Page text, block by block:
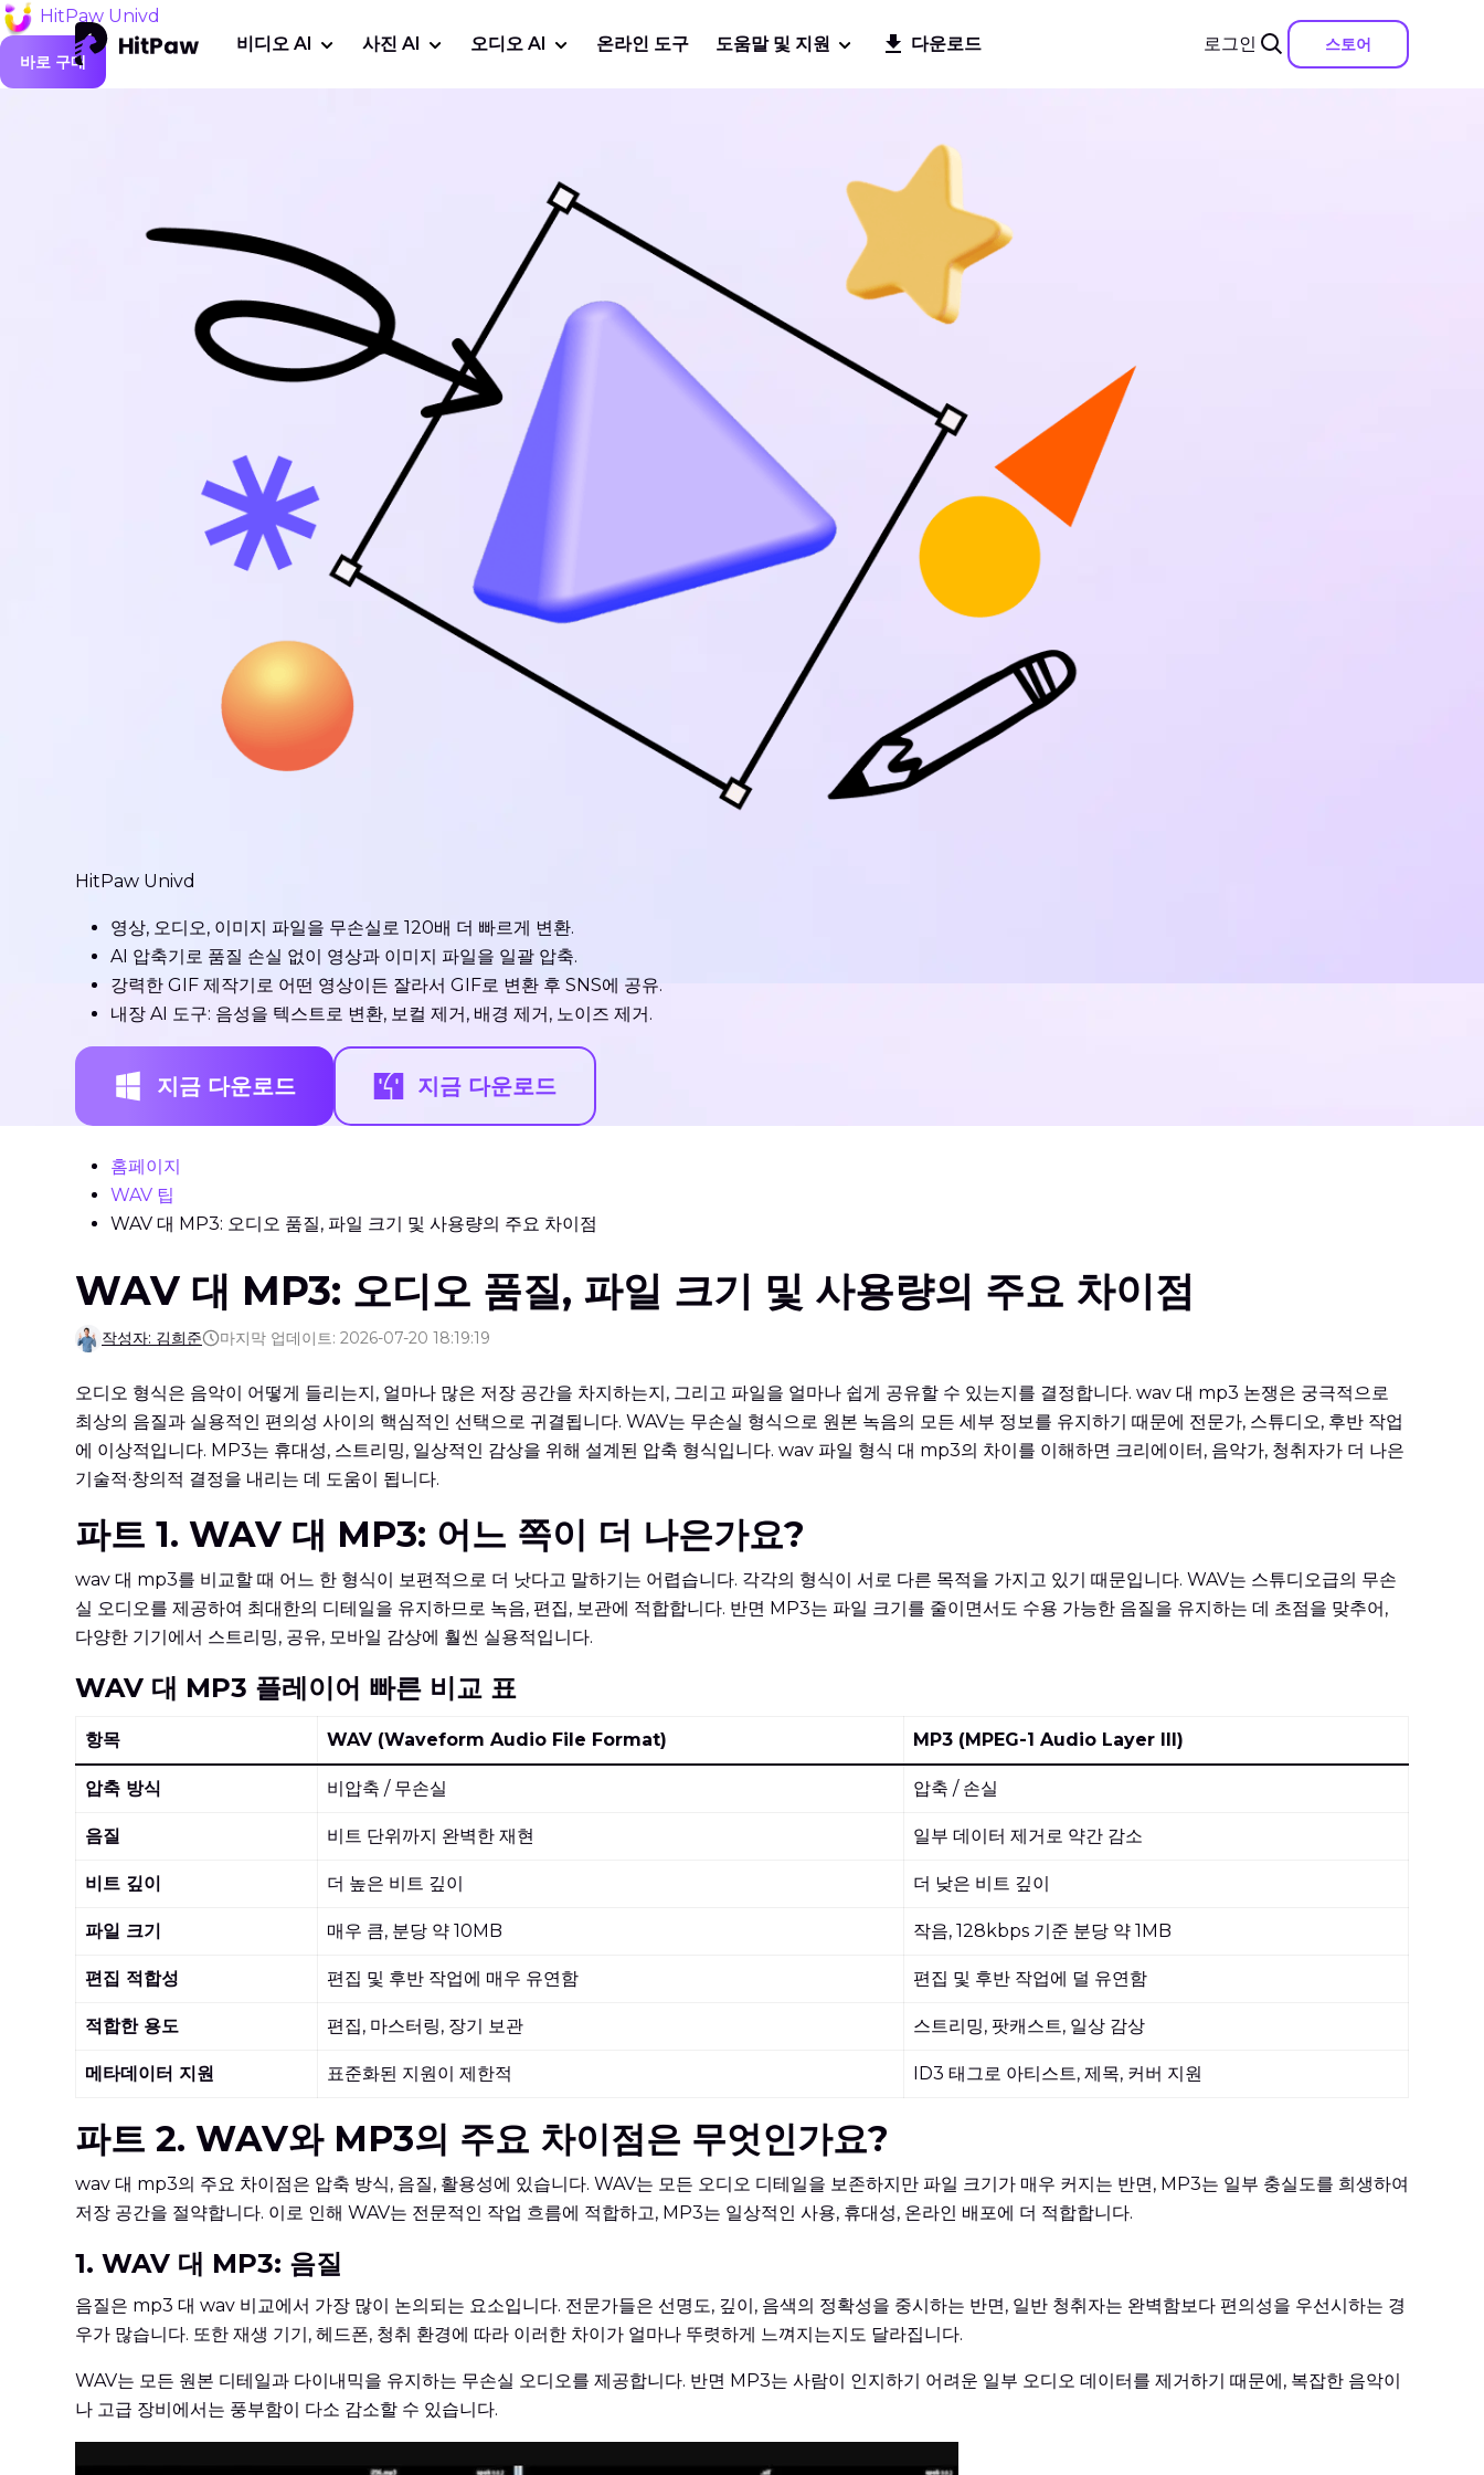
로그인 스토어
비디오 AI 사진 AI 오디오 AI 온라인 도구 도움말 및 지원 다운로드
HitPaw Univd
바로 구매
HitPaw Univd
영상, 오디오, 이미지 파일을 무손실로 120배 더 빠르게 변환.
AI 압축기로 품질 손실 없이 영상과 이미지 파일을 일괄 압축.
강력한 GIF 제작기로 어떤 영상이든 잘라서 GIF로 변환 후 SNS에 공유.
내장 AI 도구: 음성을 텍스트로 변환, 보컬 제거, 배경 제거, 노이즈 제거.
지금 다운로드 지금 다운로드
홈페이지
WAV 팁
WAV 대 MP3: 오디오 품질, 파일 크기 및 사용량의 주요 차이점
WAV 대 MP3: 오디오 품질, 파일 크기 및 사용량의 주요 차이점
작성자: 김희준 마지막 업데이트: 2026-07-20 18:19:19
오디오 형식은 음악이 어떻게 들리는지, 얼마나 많은 저장 공간을 차지하는지, 그리고 파일을 얼마나 쉽게 공유할 수 있는지를 결정합니다. wav 대 mp3 논쟁은 궁극적으로
최상의 음질과 실용적인 편의성 사이의 핵심적인 선택으로 귀결됩니다. WAV는 무손실 형식으로 원본 녹음의 모든 세부 정보를 유지하기 때문에 전문가, 스튜디오, 후반 작업
에 이상적입니다. MP3는 휴대성, 스트리밍, 일상적인 감상을 위해 설계된 압축 형식입니다. wav 파일 형식 대 mp3의 차이를 이해하면 크리에이터, 음악가, 청취자가 더 나은
기술적·창의적 결정을 내리는 데 도움이 됩니다.
파트 1. WAV 대 MP3: 어느 쪽이 더 나은가요?
wav 대 mp3를 비교할 때 어느 한 형식이 보편적으로 더 낫다고 말하기는 어렵습니다. 각각의 형식이 서로 다른 목적을 가지고 있기 때문입니다. WAV는 스튜디오급의 무손
실 오디오를 제공하여 최대한의 디테일을 유지하므로 녹음, 편집, 보관에 적합합니다. 반면 MP3는 파일 크기를 줄이면서도 수용 가능한 음질을 유지하는 데 초점을 맞추어,
다양한 기기에서 스트리밍, 공유, 모바일 감상에 훨씬 실용적입니다.
WAV 대 MP3 플레이어 빠른 비교 표
항목 WAV (Waveform Audio File Format) MP3 (MPEG-1 Audio Layer III)
압축 방식 비압축 / 무손실 압축 / 손실
음질 비트 단위까지 완벽한 재현 일부 데이터 제거로 약간 감소
비트 깊이 더 높은 비트 깊이 더 낮은 비트 깊이
파일 크기 매우 큼, 분당 약 10MB 작음, 128kbps 기준 분당 약 1MB
편집 적합성 편집 및 후반 작업에 매우 유연함 편집 및 후반 작업에 덜 유연함
적합한 용도 편집, 마스터링, 장기 보관 스트리밍, 팟캐스트, 일상 감상
메타데이터 지원 표준화된 지원이 제한적 ID3 태그로 아티스트, 제목, 커버 지원
파트 2. WAV와 MP3의 주요 차이점은 무엇인가요?
wav 대 mp3의 주요 차이점은 압축 방식, 음질, 활용성에 있습니다. WAV는 모든 오디오 디테일을 보존하지만 파일 크기가 매우 커지는 반면, MP3는 일부 충실도를 희생하여
저장 공간을 절약합니다. 이로 인해 WAV는 전문적인 작업 흐름에 적합하고, MP3는 일상적인 사용, 휴대성, 온라인 배포에 더 적합합니다.
1. WAV 대 MP3: 음질
음질은 mp3 대 wav 비교에서 가장 많이 논의되는 요소입니다. 전문가들은 선명도, 깊이, 음색의 정확성을 중시하는 반면, 일반 청취자는 완벽함보다 편의성을 우선시하는 경
우가 많습니다. 또한 재생 기기, 헤드폰, 청취 환경에 따라 이러한 차이가 얼마나 뚜렷하게 느껴지는지도 달라집니다.
WAV는 모든 원본 디테일과 다이내믹을 유지하는 무손실 오디오를 제공합니다. 반면 MP3는 사람이 인지하기 어려운 일부 오디오 데이터를 제거하기 때문에, 복잡한 음악이
나 고급 장비에서는 풍부함이 다소 감소할 수 있습니다.